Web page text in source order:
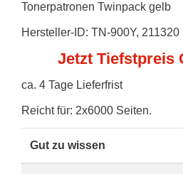
Tonerpatronen Twinpack gelb
Hersteller-ID: TN-900Y, 211320
Jetzt Tiefstpreis
ca. 4 Tage Lieferfrist
Reicht für: 2x6000 Seiten.
Gut zu wissen